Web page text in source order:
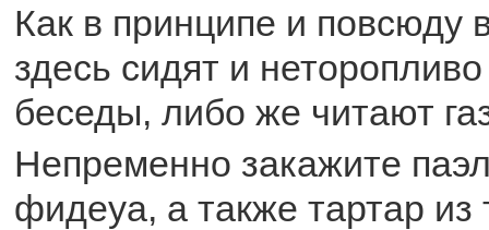
Как в принципе и повсюду
здесь сидят и
беседы, либо же читают
Непременно закажите
фидеуа, а также тартар из